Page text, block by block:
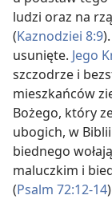
ludzi oraz na
(Kaznodziei 8:9
usunięte. Jego
szczodrze i
mieszkańców
Bożego, który
ubogich, w
biednego
maluczkim i
(Psalm 72:12-14